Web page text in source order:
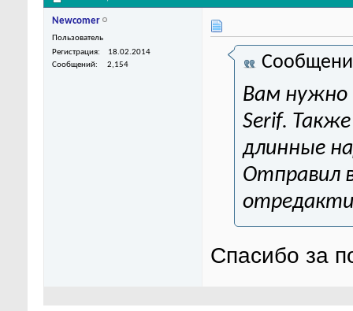
Newcomer
Пользователь
Регистрация
18.02.2014
Сообщений
2,154
Вам нужно
Serif.
длинные
Отправил
Спасибо за